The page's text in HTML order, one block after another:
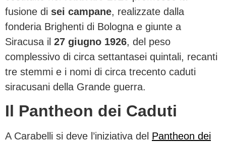
fusione di sei campane, realizzate dalla
fonderia Brighenti di Bologna e giunte a
Siracusa il 27 giugno 1926, del peso
complessivo di circa settantasei quintali, recanti
tre stemmi e i nomi di circa trecento caduti
siracusani della Grande guerra.
Il Pantheon dei Caduti
A Carabelli si deve l’iniziativa del Pantheon dei